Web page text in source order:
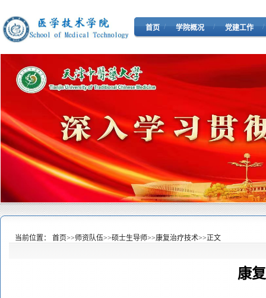
首页 / 学院概况 / 党建工作 /
当前位置： 首页>>师资队伍>>硕士生导师>>康复治疗技术>>正文
康